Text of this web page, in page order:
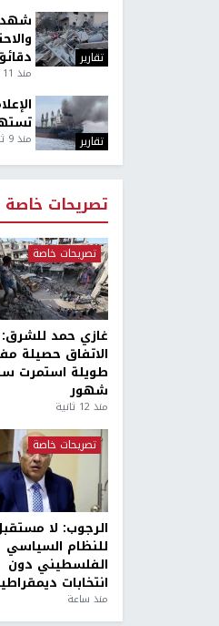
تقارير
منذ 11 ثانية
تقارير منذ 9 ثواني
تصريحات خاصة
تصريحات خاصة
غازي حمد للشرق:
الاتفاق حصيلة
طويلة استمرت
شهور
منذ 12 ثانية
تصريحات خاصة
الرجوب: لا
للنظام السياسي
الفلسطيني دون
انتخابات
منذ ساعة